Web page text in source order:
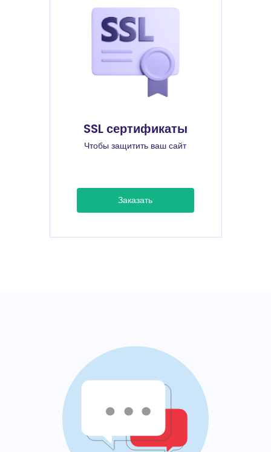
SSL сертификаты
Чтобы защитить ваш сайт
Заказать